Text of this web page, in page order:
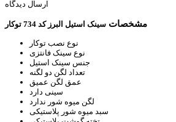
ارسال دیدگاه
مشخصات سینک استیل البرز کد 734 توکار
نوع نصب توکار
نوع سینک فانتزی
جنس سینک استیل
تعداد لگن دو لگنه
عمق لگن عمیق
سینی دارد
لگن میوه شور ندارد
سبد میوه شور پلاستیکی